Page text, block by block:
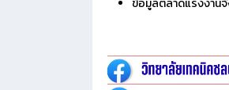
ข้อมูลตลาดแรงงาน